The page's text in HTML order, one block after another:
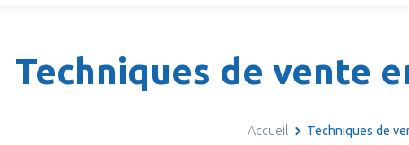
Techniques de vente
Accueil Techniques de